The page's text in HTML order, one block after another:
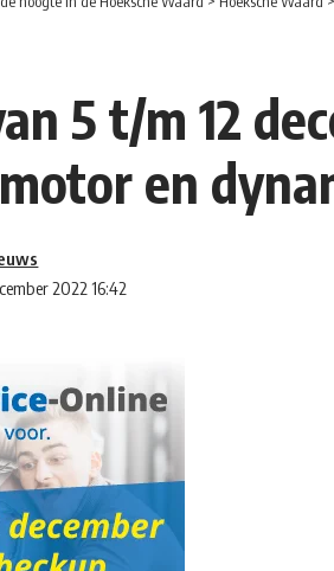
5 t/m 12
en
2022 16:42